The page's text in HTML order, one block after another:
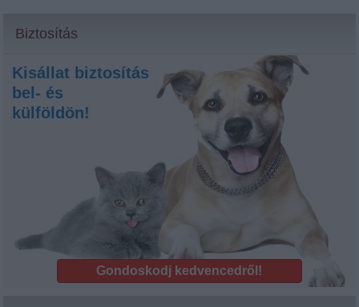
Biztosítás
Kisállat biztosítás
bel- és
külföldön!
Gondoskodj kedvencedről!